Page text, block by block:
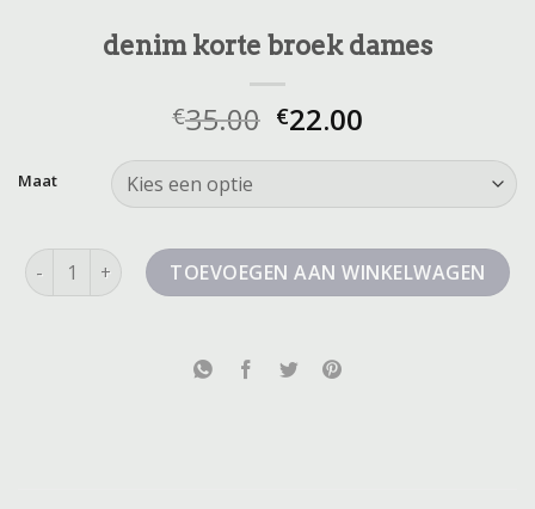
denim korte broek dames
€35.00 €22.00
Maat
denim korte broek dames aantalTOEVOEGEN AAN WINKELWAGEN